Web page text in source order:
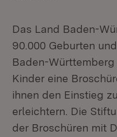
Das Land Baden-
90.000 Geburten
Baden-
Kinder eine
ihnen den Einstieg
erleichtern. Die
der Broschüren mit